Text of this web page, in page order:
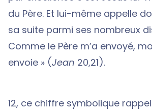
du Père. Et lui-même appelle
sa suite parmi ses nombreux
Comme le Père m’a envoyé,
envoie » (Jean 20,21).
12, ce chiffre symbolique